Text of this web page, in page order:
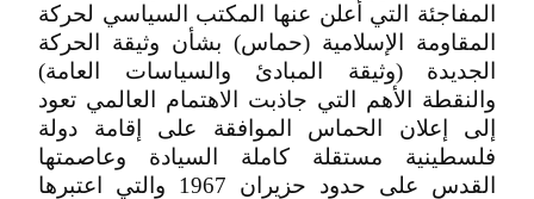
المفاجئة التي أعلن عنها المكتب السياسي لحركة
المقاومة الإسلامية (حماس) بشأن وثيقة الحركة
الجديدة (وثيقة المبادئ والسياسات العامة)
والنقطة الأهم التي جاذبت الاهتمام العالمي تعود
إلى إعلان الحماس الموافقة على إقامة دولة
فلسطينية مستقلة كاملة السيادة وعاصمتها
القدس على حدود حزيران 1967 والتي اعتبرها